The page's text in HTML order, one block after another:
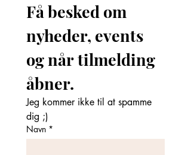
Få besked om
nyheder, events
og når tilmelding
Jeg kommer ikke til at spamme
dig ;)
Navn *